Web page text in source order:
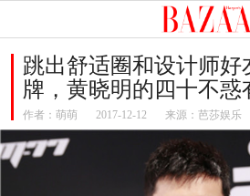
跳出舒适圈和设计师好
牌，黄晓明的四十不惑
作者： 萌萌 2017-12-12 来源：芭莎娱乐